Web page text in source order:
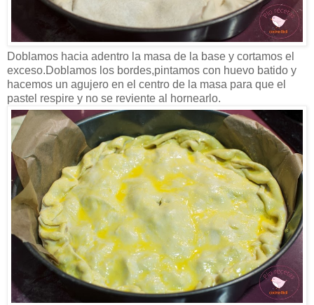
Doblamos hacia adentro la masa de la base y cortamos el
exceso.Doblamos los bordes,pintamos con huevo batido y
hacemos un agujero en el centro de la masa para que el
pastel respire y no se reviente al hornearlo.